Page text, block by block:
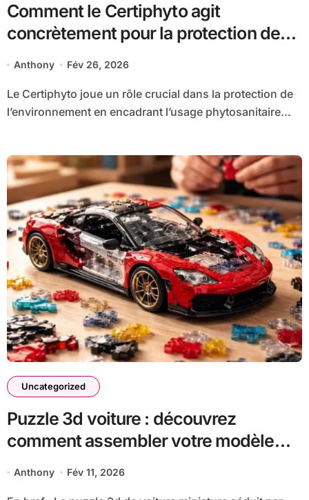
Comment le Certiphyto agit
concrètement pour la protection de
notre environnement
Anthony Fév 26, 2026
Le Certiphyto joue un rôle crucial dans la protection de
l’environnement en encadrant l’usage phytosanitaire...
Uncategorized
Puzzle 3d voiture : découvrez
comment assembler votre modèle
miniature passionnant
Anthony Fév 11, 2026